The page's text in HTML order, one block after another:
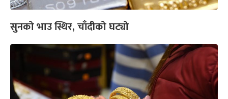
सुनको भाउ स्थिर, चाँदीको घट्यो